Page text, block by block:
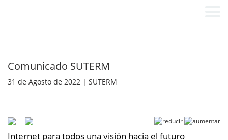
Comunicado SUTERM
31 de Agosto de 2022 | SUTERM
Internet para todos una visión hacia el futuro